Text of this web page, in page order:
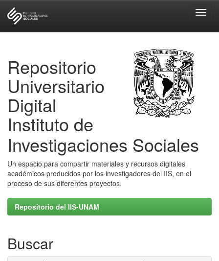
Repositorio
Universitario
Digital
Instituto de
Investigaciones Sociales
Un espacio para compartir materiales y recursos digitales
académicos producidos por los investigadores del IIS, en el
proceso de sus diferentes proyectos.
Repositorio del IIS-UNAM
Buscar